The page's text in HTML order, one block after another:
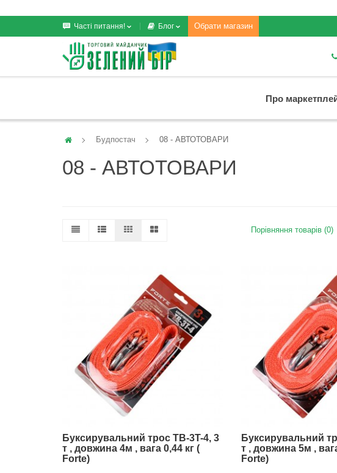
Часті питання! Блог Обрати магазин
Про
Будпостач 08 - АВТОТОВАРИ
08 - АВТОТОВАРИ
Порівняння товарів (0)
Буксирувальний трос TB-3T-4, 3
т , довжина 4м , вага 0,44 кг (
Forte)
Буксирувальний
т , довжина 5м ,
Forte)